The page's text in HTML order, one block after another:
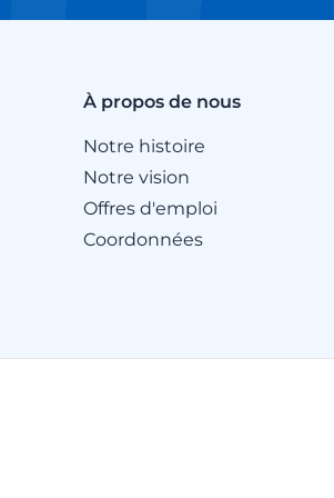
À propos de nous
Notre histoire
Notre vision
Offres d'emploi
Coordonnées